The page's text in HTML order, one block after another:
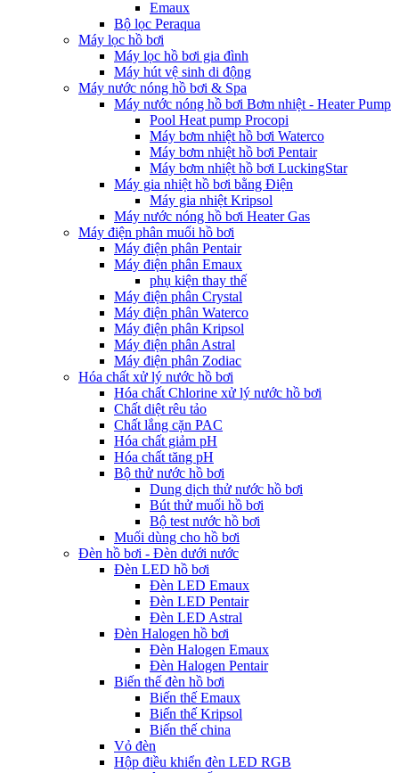
Emaux
Bộ lọc Peraqua
Máy lọc hồ bơi
Máy lọc hồ bơi gia đình
Máy hút vệ sinh di động
Máy nước nóng hồ bơi & Spa
Máy nước nóng hồ bơi Bơm nhiệt - Heater Pump
Pool Heat pump Procopi
Máy bơm nhiệt hồ bơi Waterco
Máy bơm nhiệt hồ bơi Pentair
Máy bơm nhiệt hồ bơi LuckingStar
Máy gia nhiệt hồ bơi bằng Điện
Máy gia nhiệt Kripsol
Máy nước nóng hồ bơi Heater Gas
Máy điện phân muối hồ bơi
Máy điện phân Pentair
Máy điện phân Emaux
phụ kiện thay thế
Máy điện phân Crystal
Máy điện phân Waterco
Máy điện phân Kripsol
Máy điện phân Astral
Máy điện phân Zodiac
Hóa chất xử lý nước hồ bơi
Hóa chất Chlorine xử lý nước hồ bơi
Chất diệt rêu tảo
Chất lắng cặn PAC
Hóa chất giảm pH
Hóa chất tăng pH
Bộ thử nước hồ bơi
Dung dịch thử nước hồ bơi
Bút thử muối hồ bơi
Bộ test nước hồ bơi
Muối dùng cho hồ bơi
Đèn hồ bơi - Đèn dưới nước
Đèn LED hồ bơi
Đèn LED Emaux
Đèn LED Pentair
Đèn LED Astral
Đèn Halogen hồ bơi
Đèn Halogen Emaux
Đèn Halogen Pentair
Biến thế đèn hồ bơi
Biến thế Emaux
Biến thế Kripsol
Biến thế china
Vỏ đèn
Hộp điều khiển đèn LED RGB